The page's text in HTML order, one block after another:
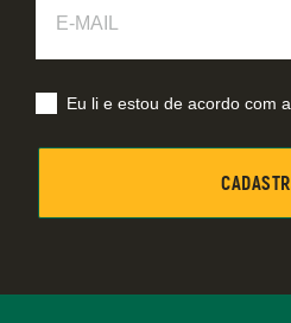
Mail
Eu li e estou de acordo com a